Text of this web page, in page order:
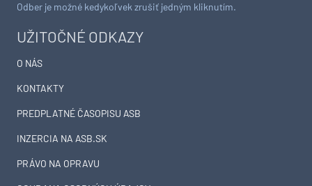
UŽITOČNÉ ODKAZY
O NÁS
KONTAKTY
PREDPLATNÉ ČASOPISU ASB
INZERCIA NA ASB.SK
PRÁVO NA OPRAVU
Odber je možné kedykoľvek zrušiť jedným kliknutím.